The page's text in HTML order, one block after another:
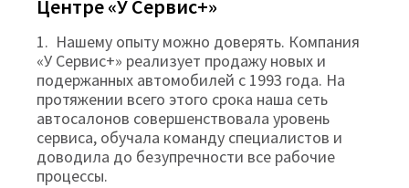
Центре «У Сервис+»
1. Нашему опыту можно доверять. Компания
«У Сервис+» реализует продажу новых и
подержанных автомобилей с 1993 года. На
протяжении всего этого срока наша сеть
автосалонов совершенствовала уровень
сервиса, обучала команду специалистов и
доводила до безупречности все рабочие
процессы.